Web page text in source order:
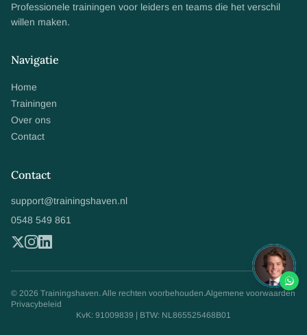
Professionele trainingen voor leiders en teams die het verschil
willen maken.
Navigatie
Home
Trainingen
Over ons
Contact
Contact
support@trainingshaven.nl
0548 549 861
© 2026 Trainingshaven. Alle rechten voorbehouden.Algemene voorwaarden
Privacybeleid
KvK: 91009839 | BTW: NL865525468B01